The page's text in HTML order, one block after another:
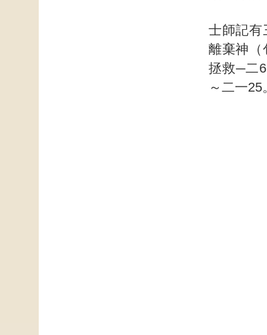
士師記有
離棄神（
拯救─二
～二一25